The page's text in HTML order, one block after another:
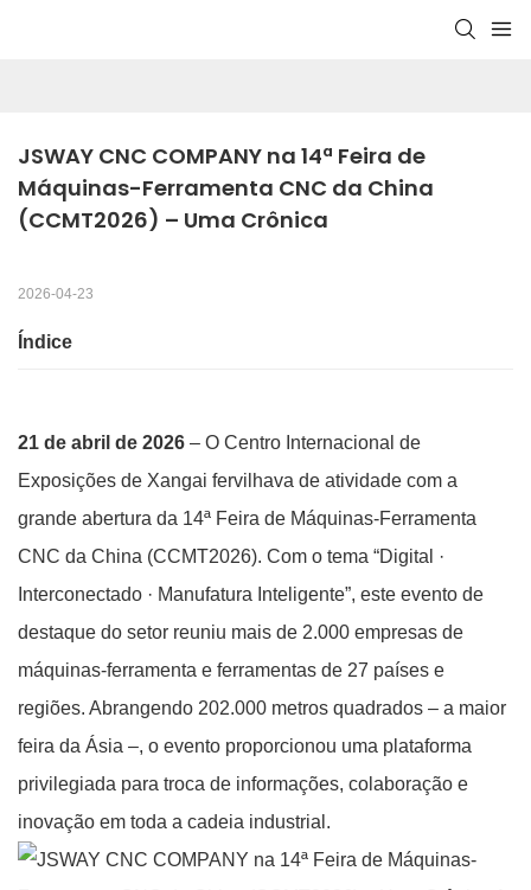
JSWAY CNC COMPANY na 14ª Feira de
Máquinas-Ferramenta CNC da China
(CCMT2026) – Uma Crônica
2026-04-23
Índice
21 de abril de 2026 – O Centro Internacional de
Exposições de Xangai fervilhava de atividade com a
grande abertura da 14ª Feira de Máquinas-Ferramenta
CNC da China (CCMT2026). Com o tema “Digital ·
Interconectado · Manufatura Inteligente”, este evento de
destaque do setor reuniu mais de 2.000 empresas de
máquinas-ferramenta e ferramentas de 27 países e
regiões. Abrangendo 202.000 metros quadrados – a maior
feira da Ásia –, o evento proporcionou uma plataforma
privilegiada para troca de informações, colaboração e
inovação em toda a cadeia industrial.